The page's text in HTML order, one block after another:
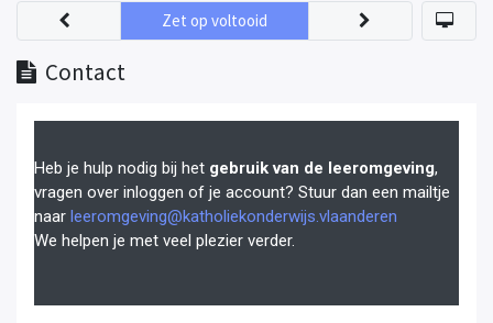
Contact
Zet op voltooid
Heb je hulp nodig bij het gebruik van de leeromgeving,
vragen over inloggen of je account? Stuur dan een mailtje
naar leeromgeving@katholiekonderwijs.vlaanderen
We helpen je met veel plezier verder.